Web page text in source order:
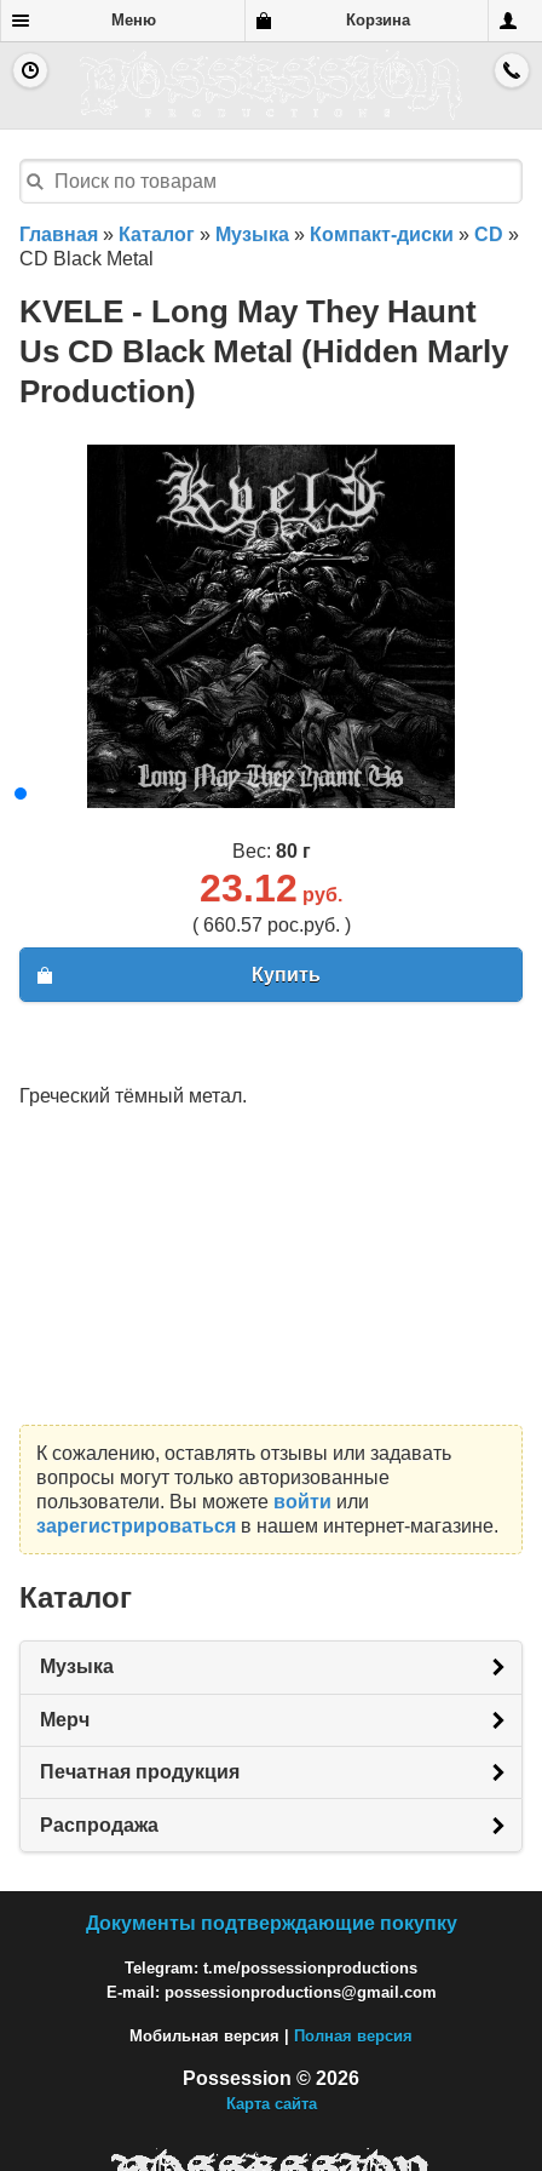
Меню Корзина
Главная » Каталог » Музыка » Компакт-диски » CD »
CD Black Metal
KVELE - Long May They Haunt
Us CD Black Metal (Hidden Marly
Production)
Вес: 80 г
23.12 руб.
( 660.57 рос.руб. )
Купить
Греческий тёмный метал.
К сожалению, оставлять отзывы или задавать
вопросы могут только авторизованные
пользователи. Вы можете войти или
зарегистрироватьсяв нашем интернет-магазине.
Каталог
Музыка
Мерч
Печатная продукция
Распродажа
Документы подтверждающие покупку
Telegram: t.me/possessionproductions
E-mail: possessionproductions@gmail.com
Мобильная версия | Полная версия
Possession © 2026
Карта сайта